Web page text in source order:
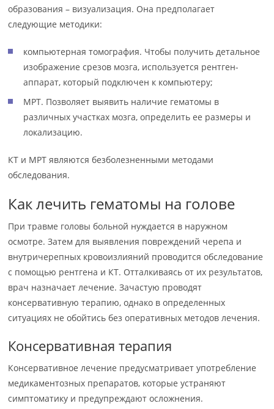
образования – визуализация. Она предполагает
следующие методики:
компьютерная томография. Чтобы получить детальное
изображение срезов мозга, используется рентген-
аппарат, который подключен к компьютеру;
МРТ. Позволяет выявить наличие гематомы в
различных участках мозга, определить ее размеры и
локализацию.
КТ и МРТ являются безболезненными методами
обследования.
Как лечить гематомы на голове
При травме головы больной нуждается в наружном
осмотре. Затем для выявления повреждений черепа и
внутричерепных кровоизлияний проводится обследование
с помощью рентгена и КТ. Отталкиваясь от их результатов,
врач назначает лечение. Зачастую проводят
консервативную терапию, однако в определенных
ситуациях не обойтись без оперативных методов лечения.
Консервативная терапия
Консервативное лечение предусматривает употребление
медикаментозных препаратов, которые устраняют
симптоматику и предупреждают осложнения.